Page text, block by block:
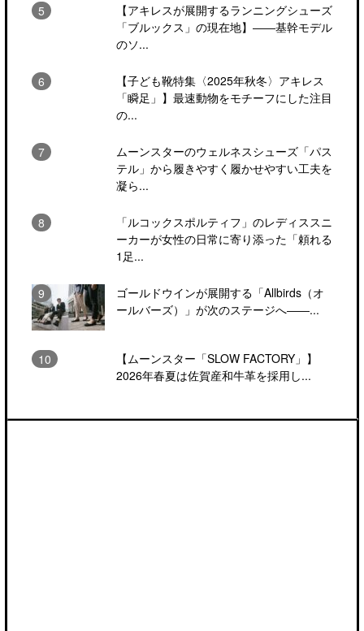
【アキレスが展開するランニングシューズ
「ブルックス」の現在地】――基幹モデル
のソ...
【子ども靴特集〈2025年秋冬〉アキレス
「瞬足」】最速動物をモチーフにした注目
の...
ムーンスターのウェルネスシューズ「パス
テル」から履きやすく履かせやすい工夫を
凝ら...
「ルコックスポルティフ」のレディススニ
ーカーが女性の日常に寄り添った「頼れる
1足...
ゴールドウインが展開する「Allbirds（オ
ールバーズ）」が次のステージへ――...
【ムーンスター「SLOW FACTORY」】
2026年春夏は佐賀産和牛革を採用し...